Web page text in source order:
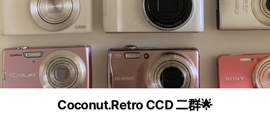
Coconut.Retro CCD 二群🌟